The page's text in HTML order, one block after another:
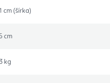
cm (šírka)
cm
kg